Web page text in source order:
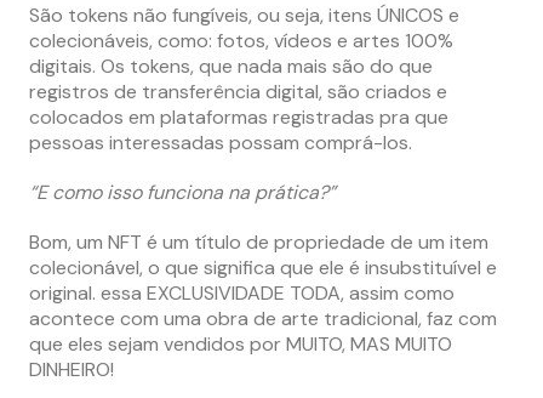
São tokens não fungíveis, ou seja, itens ÚNICOS e
colecionáveis, como: fotos, vídeos e artes 100%
digitais. Os tokens, que nada mais são do que
registros de transferência digital, são criados e
colocados em plataformas registradas pra que
pessoas interessadas possam comprá-los.
“E como isso funciona na prática?”
Bom, um NFT é um título de propriedade de um item
colecionável, o que significa que ele é insubstituível e
original. essa EXCLUSIVIDADE TODA, assim como
acontece com uma obra de arte tradicional, faz com
que eles sejam vendidos por MUITO, MAS MUITO
DINHEIRO!